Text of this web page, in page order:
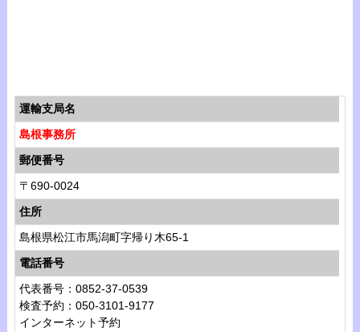
運輸支局名
島根事務所
郵便番号
〒690-0024
住所
島根県松江市馬潟町字帰り木65-1
電話番号
代表番号：0852-37-0539
検査予約：050-3101-9177
インターネット予約